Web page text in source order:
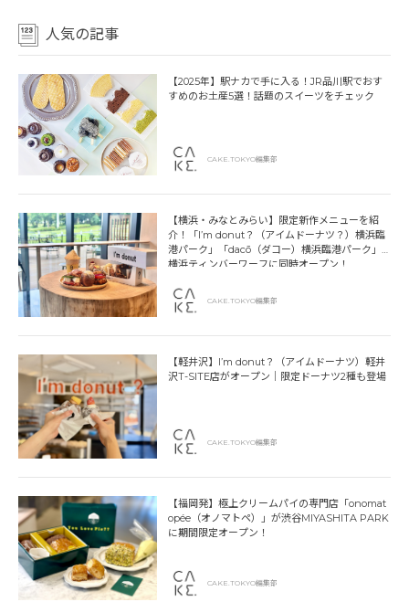
人気の記事
【2025年】駅ナカで手に入る！JR品川駅でおす
すめのお土産5選！話題のスイーツをチェック
CAKE.TOKYO編集部
【横浜・みなとみらい】限定新作メニューを紹
介！「I’m donut？（アイムドーナツ？）横浜臨
港パーク」「dacō（ダコー）横浜臨港パーク」
横浜ティンバーワーフに同時オープン！
CAKE.TOKYO編集部
【軽井沢】I’m donut？（アイムドーナツ）軽井
沢T-SITE店がオープン｜限定ドーナツ2種も登場
CAKE.TOKYO編集部
【福岡発】極上クリームパイの専門店「onomat
opée（オノマトペ）」が渋谷MIYASHITA PARK
に期間限定オープン！
CAKE.TOKYO編集部